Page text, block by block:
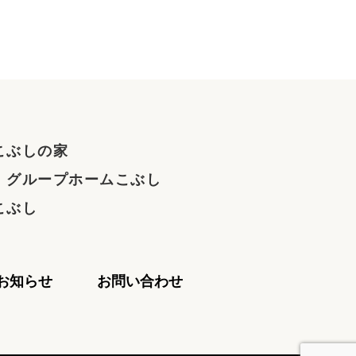
しの家
ループホームこぶし
し
知らせ お問い合わせ